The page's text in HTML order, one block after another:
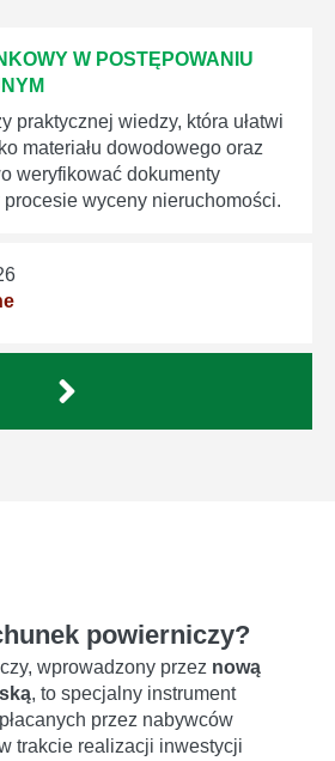
W POSTĘPOWANIU
praktycznej wiedzy, która ułatwi
materiału dowodowego oraz
weryfikować dokumenty
wyceny nieruchomości.
powierniczy?
wprowadzony przez nową
, to specjalny instrument
przez nabywców
trakcie realizacji inwestycji